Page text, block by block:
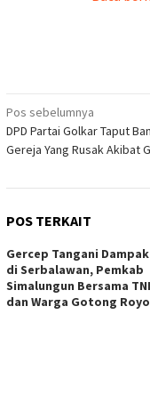
Navigasi
pos
Pos sebelumnya
DPD Partai Golkar Taput
Gereja Yang Rusak Akibat
POS TERKAIT
Gercep Tangani
di Serbalawan, Pemkab
Simalungun Bersama
dan Warga Gotong